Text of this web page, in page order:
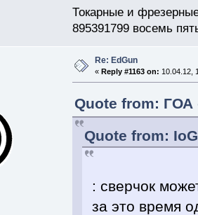
Токарные и
895391799 восемь
Re: EdGun
« Reply #1163 on: 10.04.12,
Quote from: ГОА
Quote from:
: сверчок
за это время